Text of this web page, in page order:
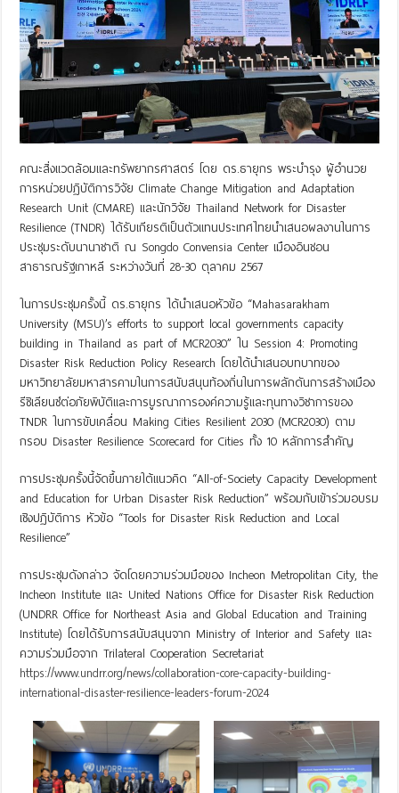
คณะสิ่งแวดล้อมและทรัพยากรศาสตร์ โดย ดร.ธายุกร พระบำรุง ผู้อำนวย
การหน่วยปฏิบัติการวิจัย Climate Change Mitigation and Adaptation
Research Unit (CMARE) และนักวิจัย Thailand Network for Disaster
Resilience (TNDR) ได้รับเกียรติเป็นตัวแทนประเทศไทยนำเสนอผลงานในการ
ประชุมระดับนานาชาติ ณ Songdo Convensia Center เมืองอินชอน
สาธารณรัฐเกาหลี ระหว่างวันที่ 28-30 ตุลาคม 2567
ในการประชุมครั้งนี้ ดร.ธายุกร ได้นำเสนอหัวข้อ “Mahasarakham
University (MSU)’s efforts to support local governments capacity
building in Thailand as part of MCR2030” ใน Session 4: Promoting
Disaster Risk Reduction Policy Research โดยได้นำเสนอบทบาทของ
มหาวิทยาลัยมหาสารคามในการสนับสนุนท้องถิ่นในการผลักดันการสร้างเมือง
รีซิเลียนซ์ต่อภัยพิบัติและการบูรณาการองค์ความรู้และทุนทางวิชาการของ
TNDR ในการขับเคลื่อน Making Cities Resilient 2030 (MCR2030) ตาม
กรอบ Disaster Resilience Scorecard for Cities ทั้ง 10 หลักการสำคัญ
การประชุมครั้งนี้จัดขึ้นภายใต้แนวคิด “All-of-Society Capacity Development
and Education for Urban Disaster Risk Reduction” พร้อมกับเข้าร่วมอบรม
เชิงปฏิบัติการ หัวข้อ “Tools for Disaster Risk Reduction and Local
Resilience”
การประชุมดังกล่าว จัดโดยความร่วมมือของ Incheon Metropolitan City, the
Incheon Institute และ United Nations Office for Disaster Risk Reduction
(UNDRR Office for Northeast Asia and Global Education and Training
Institute) โดยได้รับการสนับสนุนจาก Ministry of Interior and Safety และ
ความร่วมมือจาก Trilateral Cooperation Secretariat
https://www.undrr.org/news/collaboration-core-capacity-building-
international-disaster-resilience-leaders-forum-2024